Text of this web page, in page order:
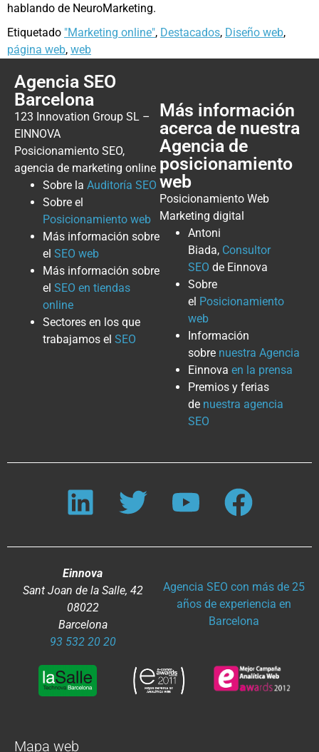
hablando de NeuroMarketing.
Etiquetado "Marketing online", Destacados, Diseño web,
página web, web
Agencia SEO
Barcelona
123 Innovation Group SL –
EINNOVA
Posicionamiento SEO,
agencia de marketing online
Sobre la Auditoría SEO
Sobre el
Posicionamiento web
Más información sobre
el SEO web
Más información sobre
el SEO en tiendas
online
Sectores en los que
trabajamos el SEO
Más información
acerca de nuestra
Agencia de
posicionamiento
web
Posicionamiento Web
Marketing digital
Antoni
Biada, Consultor
SEO de Einnova
Sobre
el Posicionamiento
web
Información
sobre nuestra Agencia
Einnova en la prensa
Premios y ferias
de nuestra agencia
SEO
Einnova
Sant Joan de la Salle, 42
08022
Barcelona
93 532 20 20
Agencia SEO con más de 25
años de experiencia en
Barcelona
Mapa web